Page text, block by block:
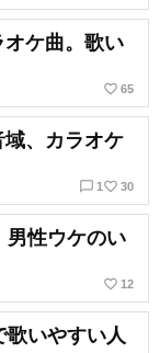
オケ曲。歌い
favorite_border 65
域、カラオケ
chat_bubble_outline 1 favorite_border 30
男性ウケのい
favorite_border 12
歌いやすい人